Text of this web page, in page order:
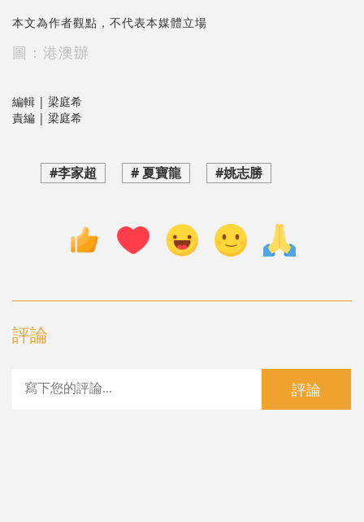
本文為作者觀點，不代表本媒體立場
圖：港澳辦
編輯 | 梁庭希
責編 | 梁庭希
#李家超 # 夏寶龍 #姚志勝
評論
評論